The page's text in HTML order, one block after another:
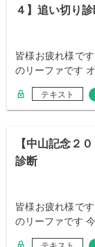
４】追い切り
皆様お疲れ様で
のリーファです
テキスト
【中山記念２
診断
皆様お疲れ様で
のリーファです